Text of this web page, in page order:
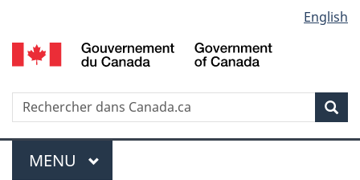
au
contenu
propos
de
la
HTML
simplifiée
selection
English
Recherche
Menu
MENU PRINCIPAL